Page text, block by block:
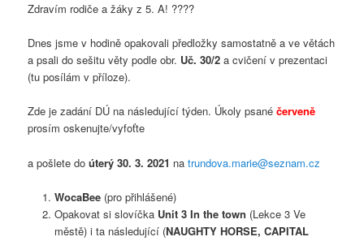
Zdravím rodiče a žáky z 5. A! ????
Dnes jsme v hodině opakovali předložky samostatně a ve větách
a psali do sešitu věty podle obr. Uč. 30/2a cvičení v prezentaci
(tu posílám v příloze).
Zde je zadání DÚ na následující týden. Úkoly psanéčerveně
prosím oskenujte/vyfoťte
a pošlete doúterý 30. 3. 2021 natrundova.marie@seznam.cz
WocaBee(pro přihlášené)
Opakovat si slovíčka Unit 3 In the town (Lekce 3 Ve
městě) i ta následující (NAUGHTY HORSE, CAPITAL